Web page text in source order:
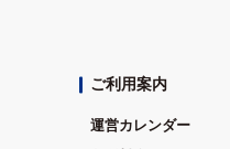
ご利用案内
運営カレンダー